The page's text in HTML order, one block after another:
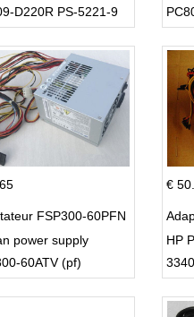
D220R PS-5221-9
FSP300-60PFN
power supply
60ATV (pf)
€
HP